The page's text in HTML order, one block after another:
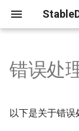
在
新闻
术语
自检
安装网络问题/
GPU相关
概论
工作流
Lora 训练
Textual 训练
资料表
错误处
以下是关于错误